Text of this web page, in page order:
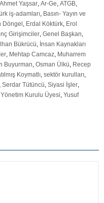
Ahmet Yaşsar, Ar-Ge, ATGB,
iş-adamları, Basın- Yayın ve
Döngel , Erdal Köktürk, Erol
Girişimciler, Genel Başkan,
Ilhan Bükrücü, İnsan Kaynakları
, Mehtap Camcaz, Muharrem
Buyurman, Osman Ülkü, Recep
Koymatlı, sektör kurulları,
, Serdar Tütüncü, Siyasi İşler,
Yönetim Kurulu Üyesi, Yusuf